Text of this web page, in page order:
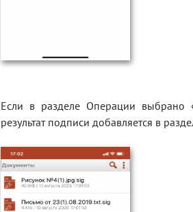
Если в разделе Операции выбрано
результат подписи добавляется в